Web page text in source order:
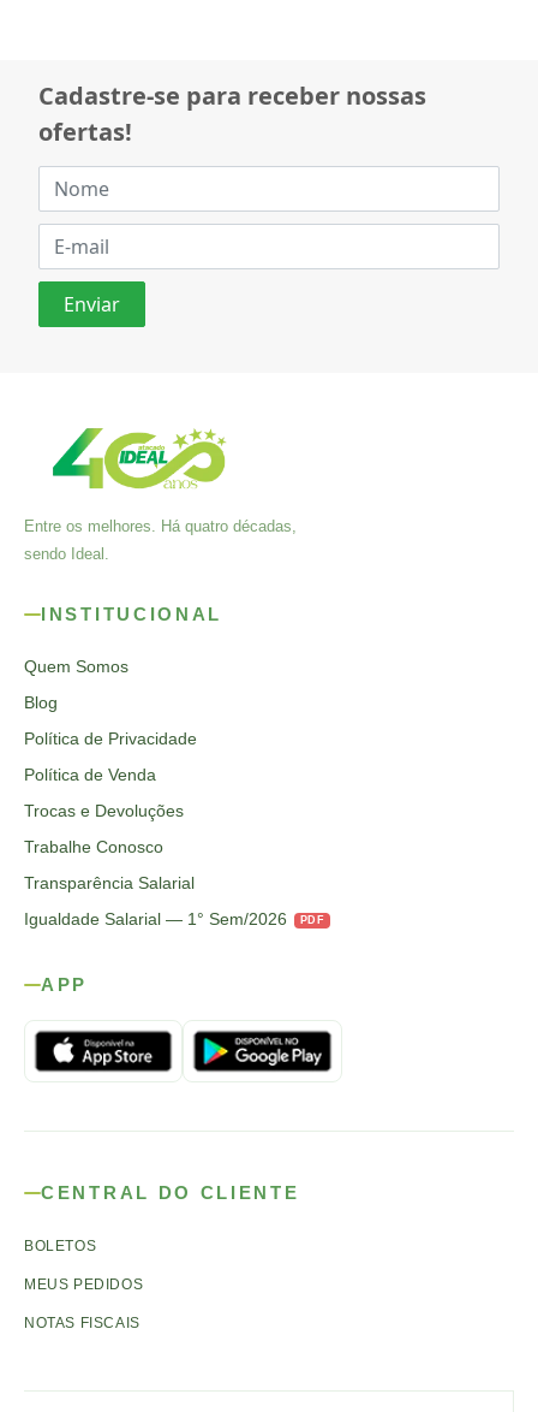
Cadastre-se para receber nossas
ofertas!
Entre os melhores. Há quatro décadas,
sendo Ideal.
INSTITUCIONAL
Quem Somos
Blog
Política de Privacidade
Política de Venda
Trocas e Devoluções
Trabalhe Conosco
Transparência Salarial
Igualdade Salarial — 1° Sem/2026
PDF
APP
CENTRAL DO CLIENTE
BOLETOS
MEUS PEDIDOS
NOTAS FISCAIS